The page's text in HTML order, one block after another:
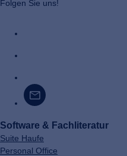
Folgen Sie uns!
Software & Fachliteratur
Suite Haufe
Personal Office